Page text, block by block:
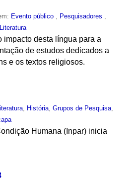
Evento público , Pesquisadores ,
Literatura
impacto desta língua para a
de estudos dedicados a
e os textos religiosos.
, História,Grupos de Pesquisa,
Humana (Inpar) inicia